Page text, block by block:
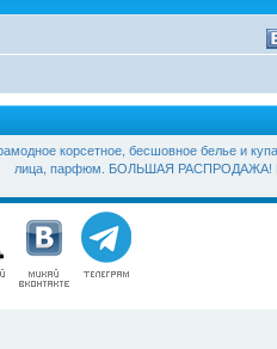
корсетное, бесшовное белье и
лица, парфюм. БОЛЬШАЯ